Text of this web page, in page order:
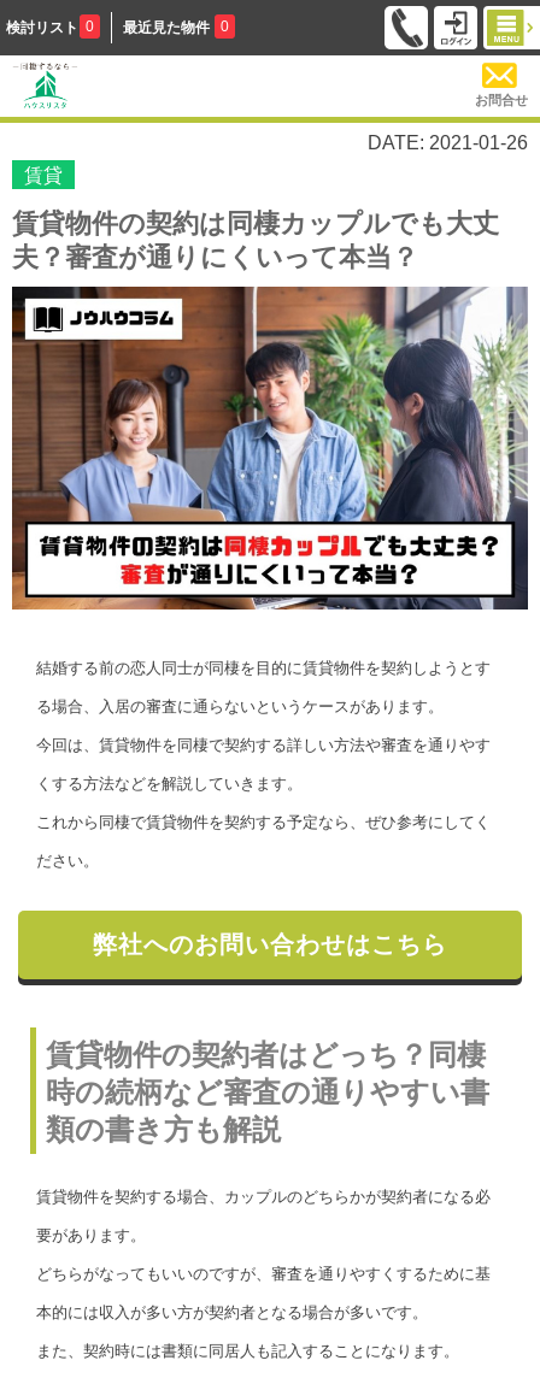
検討リスト 0 最近見た物件 0
お問合せ
DATE: 2021-01-26
賃貸
賃貸物件の契約は同棲カップルでも大丈
夫？審査が通りにくいって本当？
結婚する前の恋人同士が同棲を目的に賃貸物件を契約しようとす
る場合、入居の審査に通らないというケースがあります。
今回は、賃貸物件を同棲で契約する詳しい方法や審査を通りやす
くする方法などを解説していきます。
これから同棲で賃貸物件を契約する予定なら、ぜひ参考にしてく
ださい。
弊社へのお問い合わせはこちら
賃貸物件の契約者はどっち？同棲
時の続柄など審査の通りやすい書
類の書き方も解説
賃貸物件を契約する場合、カップルのどちらかが契約者になる必
要があります。
どちらがなってもいいのですが、審査を通りやすくするために基
本的には収入が多い方が契約者となる場合が多いです。
また、契約時には書類に同居人も記入することになります。